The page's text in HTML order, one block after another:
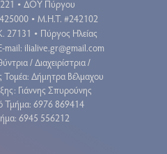
• ΔΟΥ Πύργου
• Μ.Η.Τ. #242102
27131 • Πύργος Ηλείας
mail: ilialive.gr@gmail.com
/ Διαχειρίστρια /
Τομέα: Δήμητρα Βέλμαχου
Γιάννης Σπυρούνης
Τμήμα: 6976 869414
6945 556212